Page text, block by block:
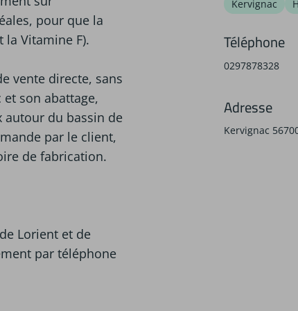
pour que la
la Vitamine F).
vente directe, sans
son abattage,
autour du bassin de
par le client,
de fabrication.
Lorient et de
par téléphone
Kervignac
Téléphone
0297878328
Adresse
Kervignac